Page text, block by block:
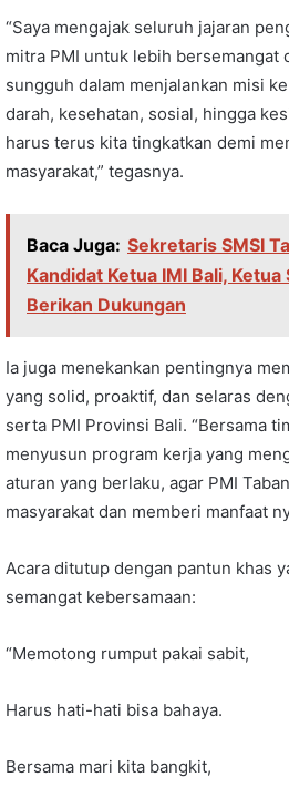
“Saya mengajak seluruh jajaran
mitra PMI untuk lebih bersemangat
sungguh dalam menjalankan misi
darah, kesehatan, sosial, hingga
harus terus kita tingkatkan demi
masyarakat,” tegasnya.
Baca Juga: Sekretaris SMSI
Kandidat Ketua IMI Bali, Ketua
Berikan Dukungan
Ia juga menekankan pentingnya
yang solid, proaktif, dan selaras
serta PMI Provinsi Bali. “Bersama
menyusun program kerja yang
aturan yang berlaku, agar PMI
masyarakat dan memberi manfaat
Acara ditutup dengan pantun khas
semangat kebersamaan:
“Memotong rumput pakai sabit,
Harus hati-hati bisa bahaya.
Bersama mari kita bangkit,